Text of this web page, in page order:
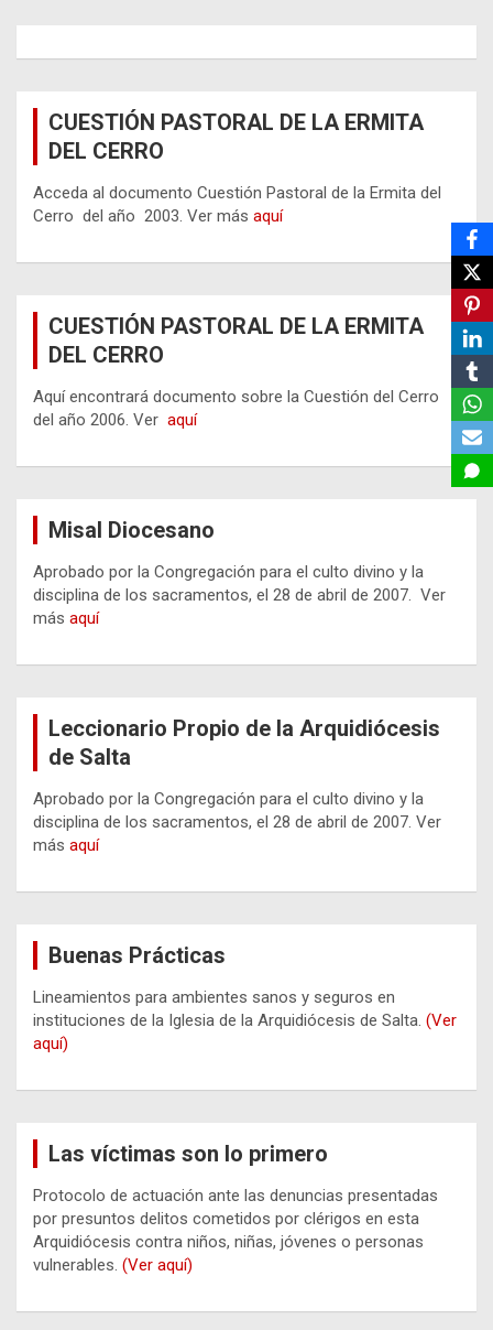
CUESTIÓN PASTORAL DE LA ERMITA
DEL CERRO
Acceda al documento Cuestión Pastoral de la Ermita del
Cerro del año 2003. Ver más aquí
CUESTIÓN PASTORAL DE LA ERMITA
DEL CERRO
Aquí encontrará documento sobre la Cuestión del Cerro
del año 2006. Ver aquí
Misal Diocesano
Aprobado por la Congregación para el culto divino y la
disciplina de los sacramentos, el 28 de abril de 2007. Ver
más aquí
Leccionario Propio de la Arquidiócesis
de Salta
Aprobado por la Congregación para el culto divino y la
disciplina de los sacramentos, el 28 de abril de 2007. Ver
más aquí
Buenas Prácticas
Lineamientos para ambientes sanos y seguros en
instituciones de la Iglesia de la Arquidiócesis de Salta. (Ver
aquí)
Las víctimas son lo primero
Protocolo de actuación ante las denuncias presentadas
por presuntos delitos cometidos por clérigos en esta
Arquidiócesis contra niños, niñas, jóvenes o personas
vulnerables. (Ver aquí)